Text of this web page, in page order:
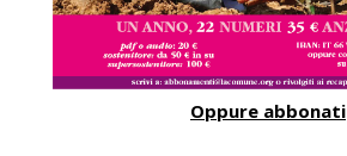
Oppure abbonati